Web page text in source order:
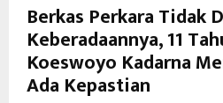
Berkas Perkara Tidak
Keberadaannya, 11
Koeswoyo Kadarna
Ada Kepastian